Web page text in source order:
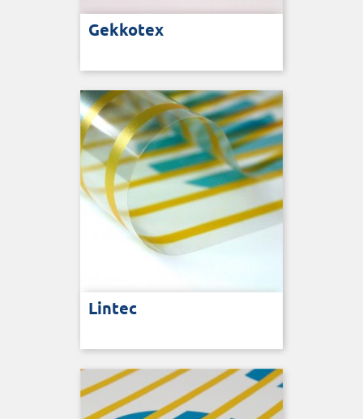
Gekkotex
Lintec